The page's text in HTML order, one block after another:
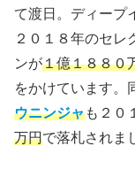
て渡日。ディープ
２０１８年のセレ
ンが１億１８８０
をかけています。
ウニンジャも２０
万円で落札されま